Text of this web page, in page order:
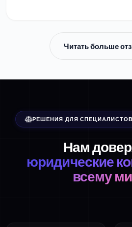
Читать больше
РЕШЕНИЯ ДЛЯ
Нам
юридические
всему